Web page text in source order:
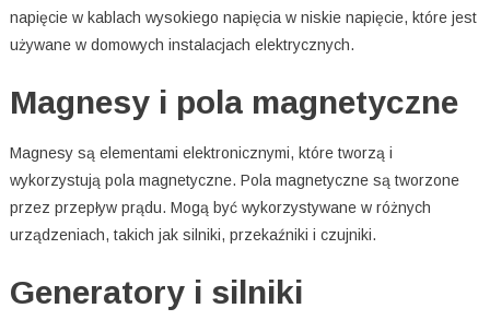
napięcie w kablach wysokiego napięcia w niskie napięcie, które jest
używane w domowych instalacjach elektrycznych.
Magnesy i pola magnetyczne
Magnesy są elementami elektronicznymi, które tworzą i
wykorzystują pola magnetyczne. Pola magnetyczne są tworzone
przez przepływ prądu. Mogą być wykorzystywane w różnych
urządzeniach, takich jak silniki, przekaźniki i czujniki.
Generatory i silniki